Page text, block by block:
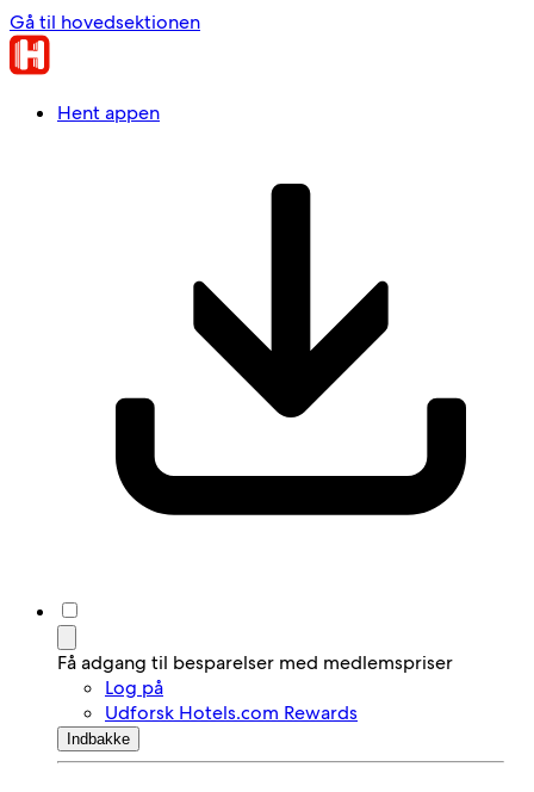
Gå til hovedsektionen
Hent appen
Få adgang til besparelser med medlemspriser
Log på
Udforsk Hotels.com Rewards
Indbakke